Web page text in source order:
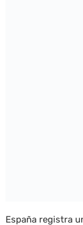
España registra